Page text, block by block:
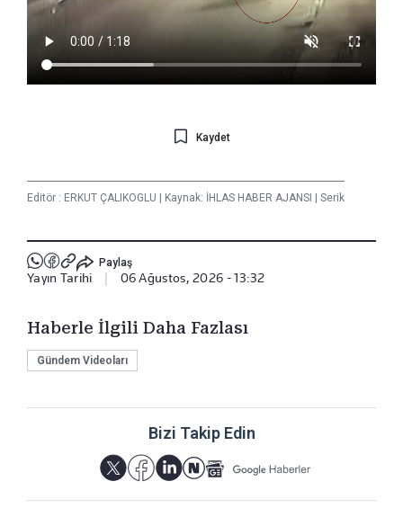
Kaydet
Editör : ERKUT ÇALIKOGLU Kaynak: İHLAS HABER AJANSI Serik
Paylaş
Yayın Tarihi 06 Ağustos, 2026 - 13:32
Haberle İlgili Daha Fazlası
Gündem Videoları
Bizi Takip Edin